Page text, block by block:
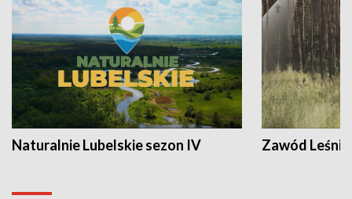
Naturalnie Lubelskie sezon IV Zawód Leśnik